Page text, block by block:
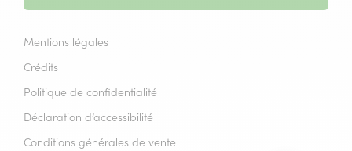
Mentions légales
Crédits
Politique de confidentialité
Déclaration d’accessibilité
Conditions générales de vente